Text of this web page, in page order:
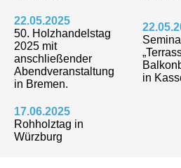
22.05.2025
50. Holzhandelstag
2025 mit
anschließender
Abendveranstaltung
in Bremen.
in
17.06.2025
Rohholztag in
Würzburg